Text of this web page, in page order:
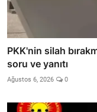
PKK'nin silah
soru ve yanıtı
Ağustos 6, 2026 0